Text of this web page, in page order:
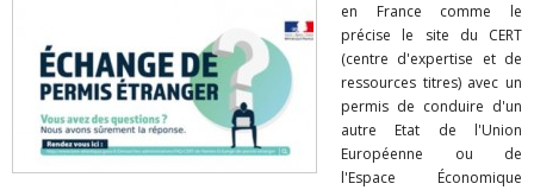
en France comme le
précise le site du CERT
(centre d'expertise et de
ressources titres) avec un
permis de conduire d'un
autre Etat de l'Union
Européenne ou de
l'Espace Économique